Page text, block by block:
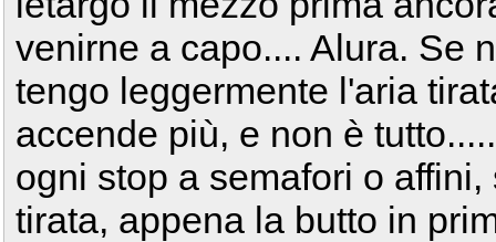
venirne a capo.... Alura. Se
tengo leggermente l'aria
accende più, e non è
ogni stop a semafori o
tirata, appena la butto in